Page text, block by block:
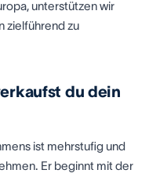
unterstützen wir
zielführend zu
du dein
ist mehrstufig und
Er beginnt mit der